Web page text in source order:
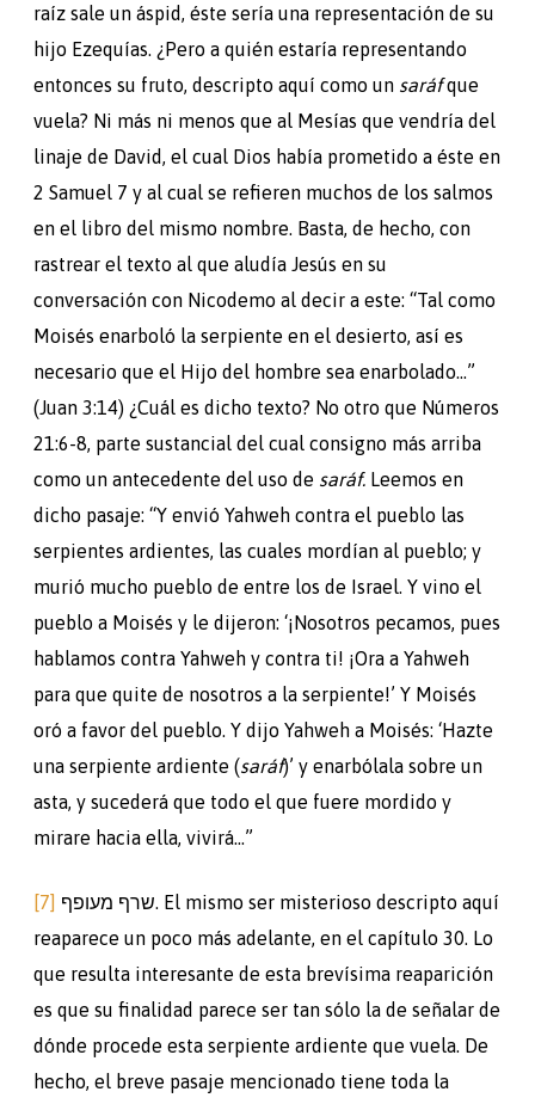
raíz sale un áspid, éste sería una representación de su
hijo Ezequías. ¿Pero a quién estaría representando
entonces su fruto, descripto aquí como un saráfque
vuela? Ni más ni menos que al Mesías que vendría del
linaje de David, el cual Dios había prometido a éste en
2 Samuel 7 y al cual se refieren muchos de los salmos
en el libro del mismo nombre. Basta, de hecho, con
rastrear el texto al que aludía Jesús en su
conversación con Nicodemo al decir a este: “Tal como
Moisés enarboló la serpiente en el desierto, así es
necesario que el Hijo del hombre sea enarbolado…”
(Juan 3:14) ¿Cuál es dicho texto? No otro que Números
21:6-8, parte sustancial del cual consigno más arriba
como un antecedente del uso de saráf. Leemos en
dicho pasaje: “Y envió Yahweh contra el pueblo las
serpientes ardientes, las cuales mordían al pueblo; y
murió mucho pueblo de entre los de Israel. Y vino el
pueblo a Moisés y le dijeron: ‘¡Nosotros pecamos, pues
hablamos contra Yahweh y contra ti! ¡Ora a Yahweh
para que quite de nosotros a la serpiente!’ Y Moisés
oró a favor del pueblo. Y dijo Yahweh a Moisés: ‘Hazte
una serpiente ardiente (saráf)’ y enarbólala sobre un
asta, y sucederá que todo el que fuere mordido y
mirare hacia ella, vivirá…”
[7] שרף מעופף
. El mismo ser misterioso descripto aquí
reaparece un poco más adelante, en el capítulo 30. Lo
que resulta interesante de esta brevísima reaparición
es que su finalidad parece ser tan sólo la de señalar de
dónde procede esta serpiente ardiente que vuela. De
hecho, el breve pasaje mencionado tiene toda la